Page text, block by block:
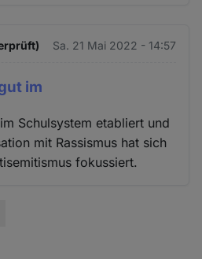
Sa. 21 Mai 2022 - 14:57
im
Schulsystem etabliert und
mit Rassismus hat sich
fokussiert.